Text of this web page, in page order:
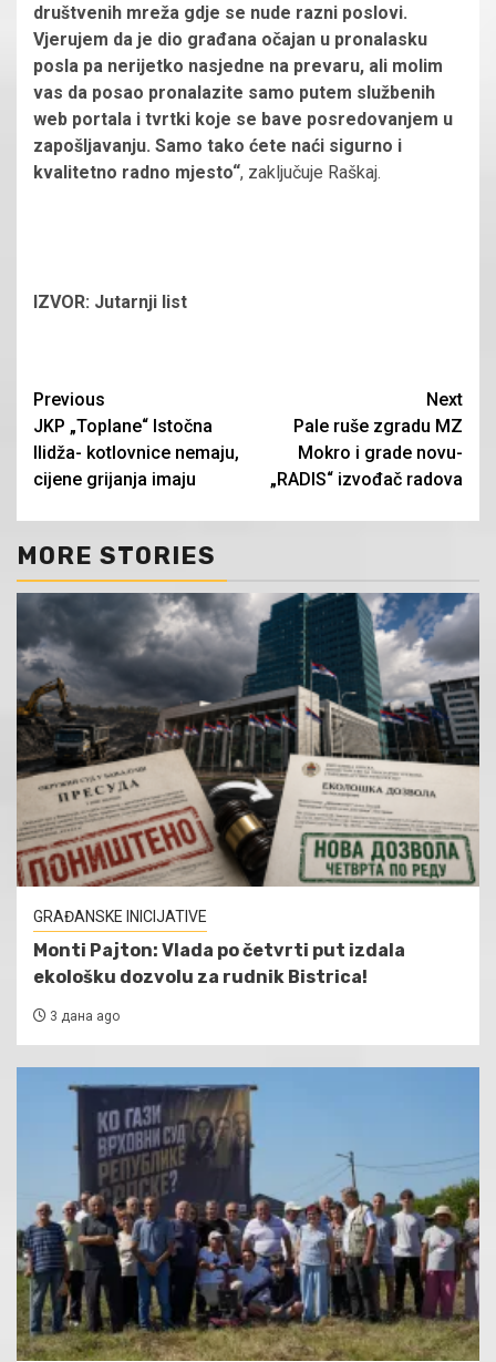
društvenih mreža gdje se nude razni poslovi.
Vjerujem da je dio građana očajan u pronalasku
posla pa nerijetko nasjedne na prevaru, ali molim
vas da posao pronalazite samo putem službenih
web portala i tvrtki koje se bave posredovanjem u
zapošljavanju. Samo tako ćete naći sigurno i
kvalitetno radno mjesto“, zaključuje Raškaj.
IZVOR: Jutarnji list
Continue
Reading
Previous
JKP „Toplane“ Istočna
Ilidža- kotlovnice nemaju,
cijene grijanja imaju
Next
Pale ruše zgradu MZ
Mokro i grade novu-
„RADIS“ izvođač radova
MORE STORIES
GRAĐANSKE INICIJATIVE
Monti Pajton: Vlada po četvrti put izdala
ekološku dozvolu za rudnik Bistrica!
3 дана ago